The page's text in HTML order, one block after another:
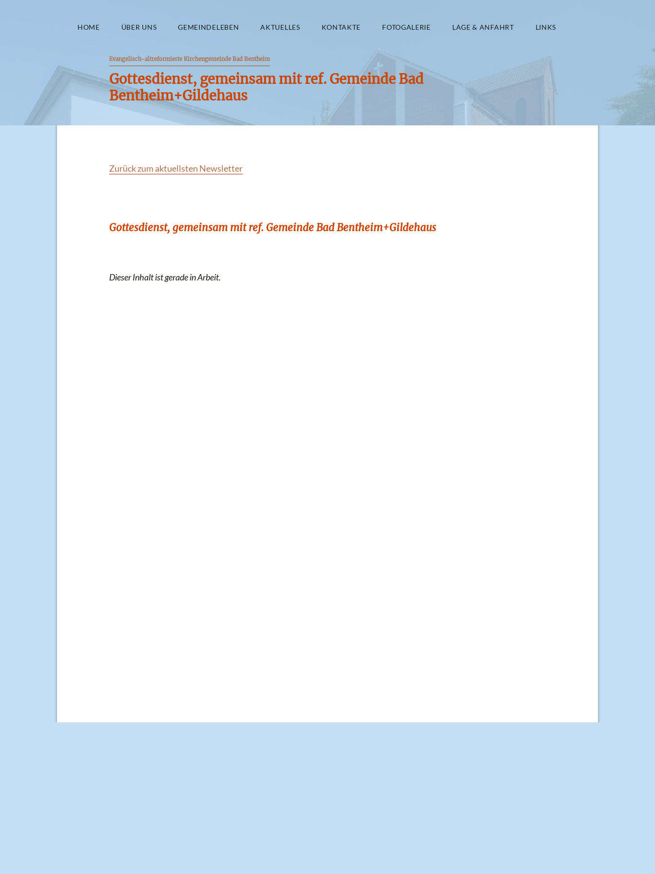
HOME ÜBER UNS GEMEINDELEBEN AKTUELLES KONTAKTE FOTOGALERIE LAGE & ANFAHRT LINKS
Evangelisch-altreformierte Kirchengemeinde Bad Bentheim
Gottesdienst, gemeinsam mit ref. Gemeinde Bad
Bentheim+Gildehaus
Zurück zum aktuellsten Newsletter
Gottesdienst, gemeinsam mit ref. Gemeinde Bad Bentheim+Gildehaus
Dieser Inhalt ist gerade in Arbeit.